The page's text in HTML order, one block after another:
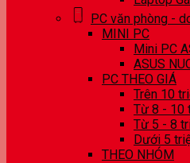
PC văn phòng -
MINI PC
Mini PC
ASUS
PC THEO GIÁ
Trên 10
Từ 8 - 10
Từ 5 - 8
Dưới 5
THEO NHÓM